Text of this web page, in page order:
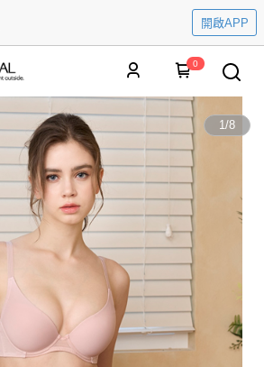
開啟APP
0
1/8